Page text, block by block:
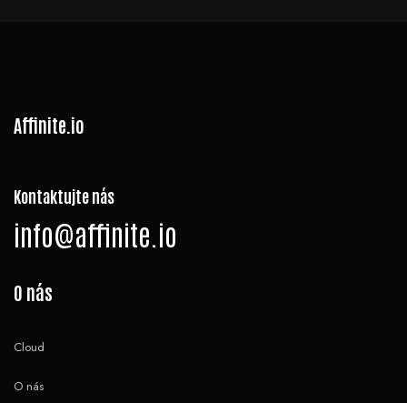
Affinite.io
Kontaktujte nás
info@affinite.io
O nás
Cloud
O nás